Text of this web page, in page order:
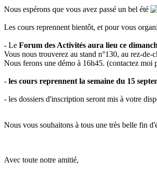
Nous espérons que vous avez passé un bel été
Les cours reprennent bientôt, et pour vous
- Le Forum des Activités aura lieu ce
Vous nous trouverez au stand n°130, au rez-
Nous ferons une démo à 16h45. (contactez
- les cours reprennent la semaine du 15
- les dossiers d'inscription seront mis à votre
Nous vous souhaitons à tous une très belle fin
Avec toute notre amitié,